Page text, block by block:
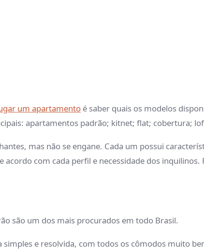
um apartamento é saber quais os modelos
apartamentos padrão; kitnet; flat; cobertura;
mas não se engane. Cada um possui
com cada perfil e necessidade dos
são um dos mais procurados em todo Brasil.
e resolvida, com todos os cômodos muito